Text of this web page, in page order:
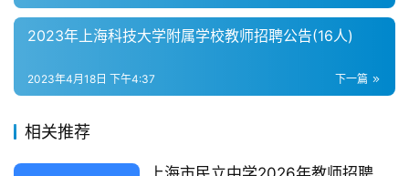
2023年上海科技大学附属学校教师招聘公告(16人)
下一篇
2023年4月18日 下午4:37
相关推荐